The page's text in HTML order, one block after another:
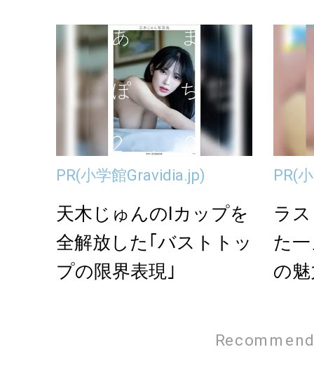
PR(小学館Gravidia.jp)
天木じゅんのIカップを
全解放した｢バストトッ
プの限界表現｣
PR(
ラ
た
の